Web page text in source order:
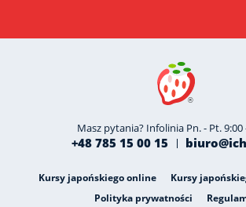
Masz pytania? Infolinia Pn. - Pt. 9:00
+48 785 15 00 15
Kursy japońskiego online
Kursy
Polityka prywatności